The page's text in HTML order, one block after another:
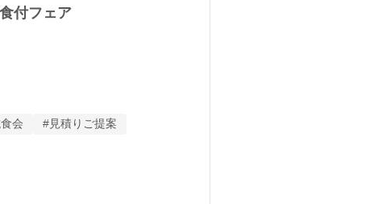
で【最大80万円】の特別優待を
付フェア
会 #見積りご提案